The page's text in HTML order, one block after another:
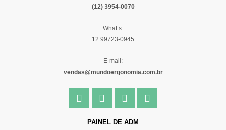
(12) 3954-0070
What’s:
12 99723-0945
E-mail:
vendas@mundoergonomia.com.br
F
a
I
n
t
Y
o
t
L
i
PAINEL DE ADM